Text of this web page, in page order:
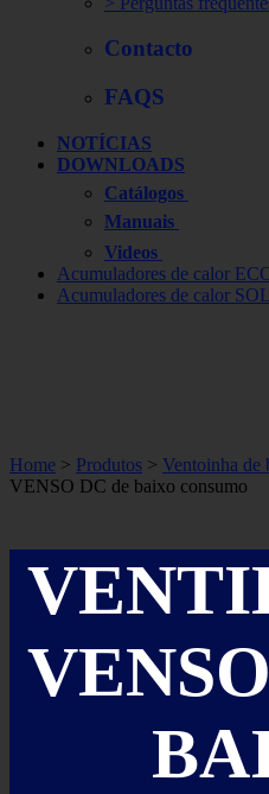
Contacto
FAQS
NOTÍCIAS
DOWNLOADS
Catálogos
Manuais
Videos
Acumuladores de calor
Acumuladores de calor
Home > Produtos > Ventoinha de
VENSO DC de baixo consumo